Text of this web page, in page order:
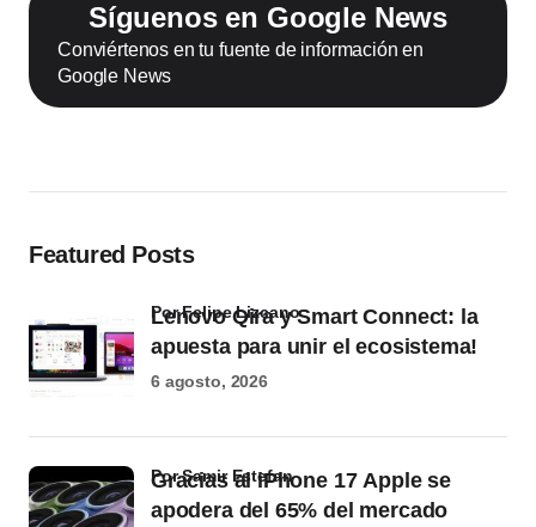
Síguenos en Google News
Conviértenos en tu fuente de información en
Google News
Featured Posts
Lenovo Qira y Smart Connect: la
apuesta para unir el ecosistema!
por Felipe Lizcano
6 agosto, 2026
Gracias al iPhone 17 Apple se
apodera del 65% del mercado
por Samir Estefan